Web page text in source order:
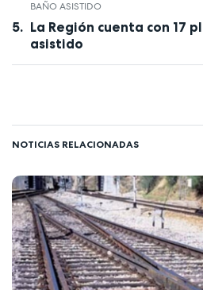
BAÑO ASISTIDO
La Región cuenta con 17
asistido
NOTICIAS RELACIONADAS